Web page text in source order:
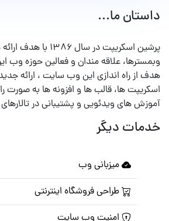
داستان ما...
پرشین اسکریپت در سال
وبمسترها، علاقه مندان و فعالین حوزه وب
هدف از راه اندازی این وب سایت ، ارائه
اسکریپت ها، قالب ها و افزونه ها به صورت
آموزش های ویدئویی و پشتیبانی در
خدمات دیگر
میزبانی وب
طراحی فروشگاه اینترنتی
امنیت وب سایت